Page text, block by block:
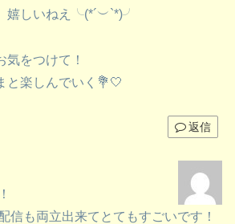
嬉しいねえ╰(*´︶`*)╯
気をつけて！
と楽しんでいく💐🤍
返信
信も両立出来てとてもすごいです！